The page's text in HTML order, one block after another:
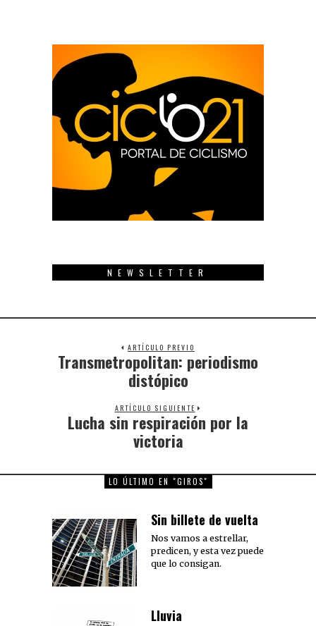
NEWSLETTER
ARTÍCULO PREVIO
Previous
post:
Transmetropolitan: periodismo
distópico
ARTÍCULO SIGUIENTE
Next
post:
Lucha sin respiración por la
victoria
LO ÚLTIMO EN "GIROS"
Sin billete de vuelta
Nos vamos a estrellar,
predicen, y esta vez puede
que lo consigan.
Lluvia